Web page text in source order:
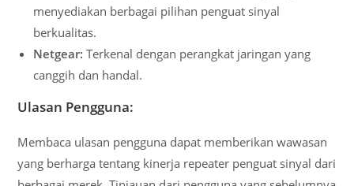
menyediakan berbagai pilihan penguat sinyal
berkualitas.
Netgear: Terkenal dengan perangkat jaringan yang
canggih dan handal.
Ulasan Pengguna:
Membaca ulasan pengguna dapat memberikan wawasan
yang berharga tentang kinerja repeater penguat sinyal dari